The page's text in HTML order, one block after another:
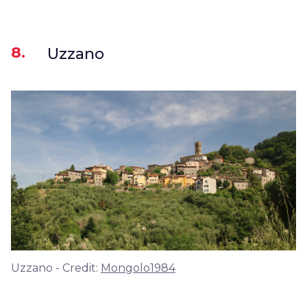
8. Uzzano
Uzzano - Credit: Mongolo1984